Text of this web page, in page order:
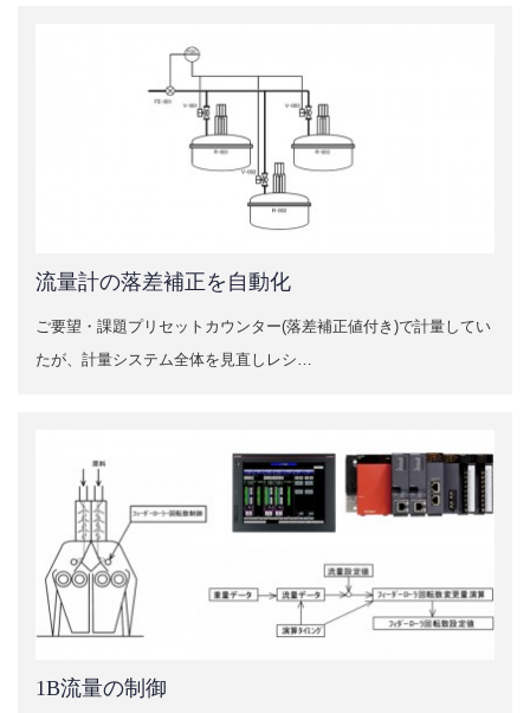
流量計の落差補正を自動化
ご要望・課題プリセットカウンター(落差補正値付き)で計量してい
たが、計量システム全体を見直しレシ…
1B流量の制御